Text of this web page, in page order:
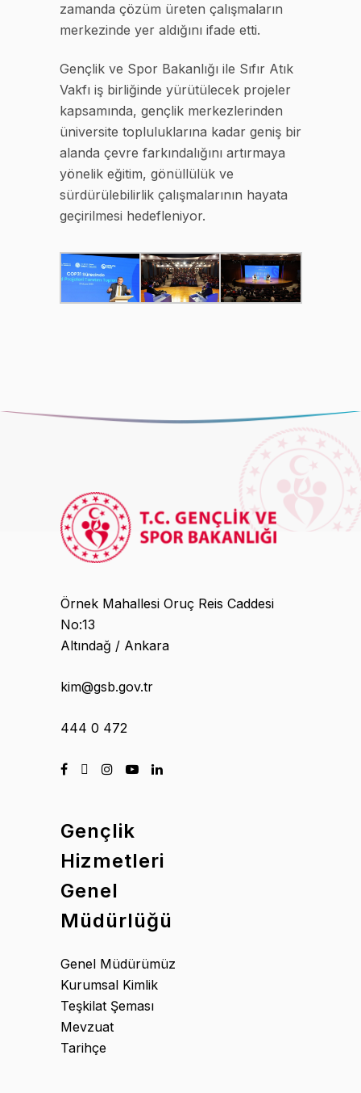
zamanda çözüm üreten çalışmaların
merkezinde yer aldığını ifade etti.
Gençlik ve Spor Bakanlığı ile Sıfır Atık
Vakfı iş birliğinde yürütülecek projeler
kapsamında, gençlik merkezlerinden
üniversite topluluklarına kadar geniş bir
alanda çevre farkındalığını artırmaya
yönelik eğitim, gönüllülük ve
sürdürülebilirlik çalışmalarının hayata
geçirilmesi hedefleniyor.
Örnek Mahallesi Oruç Reis Caddesi
No:13
Altındağ / Ankara
kim@gsb.gov.tr
444 0 472
Gençlik
Hizmetleri
Genel
Müdürlüğü
Genel Müdürümüz
Kurumsal Kimlik
Teşkilat Şeması
Mevzuat
Tarihçe